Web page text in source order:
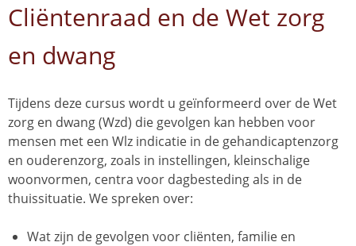
Cliëntenraad en de Wet zorg
en dwang
Tijdens deze cursus wordt u geïnformeerd over de Wet
zorg en dwang (Wzd) die gevolgen kan hebben voor
mensen met een Wlz indicatie in de gehandicaptenzorg
en ouderenzorg, zoals in instellingen, kleinschalige
woonvormen, centra voor dagbesteding als in de
thuissituatie. We spreken over:
Wat zijn de gevolgen voor cliënten, familie en